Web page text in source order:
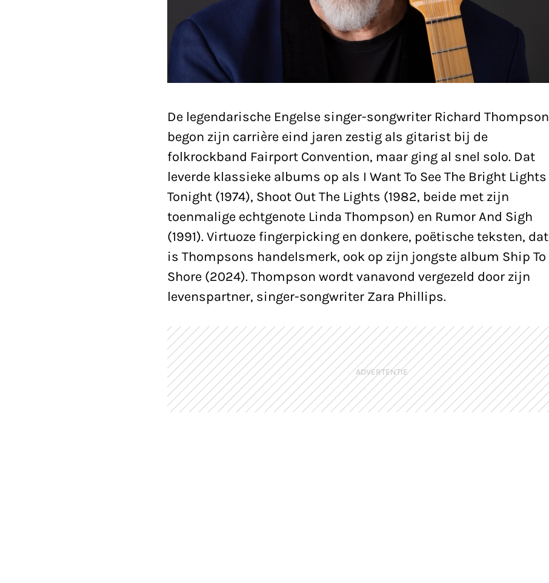
De legendarische Engelse singer-songwriter Richard Thompson
begon zijn carrière eind jaren zestig als gitarist bij de
folkrockband Fairport Convention, maar ging al snel solo. Dat
leverde klassieke albums op als I Want To See The Bright Lights
Tonight (1974), Shoot Out The Lights (1982, beide met zijn
toenmalige echtgenote Linda Thompson) en Rumor And Sigh
(1991). Virtuoze fingerpicking en donkere, poëtische teksten, dat
is Thompsons handelsmerk, ook op zijn jongste album Ship To
Shore (2024). Thompson wordt vanavond vergezeld door zijn
levenspartner, singer-songwriter Zara Phillips.
ADVERTENTIE